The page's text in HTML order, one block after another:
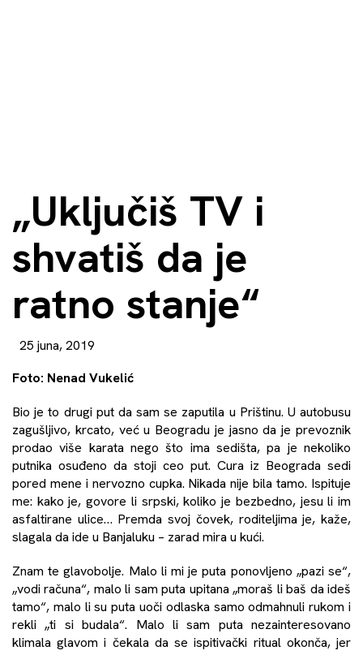
„Uključiš TV i
shvatiš da je
ratno stanje“
25 juna, 2019
Foto: Nenad Vukelić
Bio je to drugi put da sam se zaputila u Prištinu. U autobusu
zagušljivo, krcato, već u Beogradu je jasno da je prevoznik
prodao više karata nego što ima sedišta, pa je nekoliko
putnika osuđeno da stoji ceo put. Cura iz Beograda sedi
pored mene i nervozno cupka. Nikada nije bila tamo. Ispituje
me: kako je, govore li srpski, koliko je bezbedno, jesu li im
asfaltirane ulice… Premda svoj čovek, roditeljima je, kaže,
slagala da ide u Banjaluku – zarad mira u kući.
Znam te glavobolje. Malo li mi je puta ponovljeno „pazi se“,
„vodi računa“, malo li sam puta upitana „moraš li baš da ideš
tamo“, malo li su puta uoči odlaska samo odmahnuli rukom i
rekli „ti si budala“. Malo li sam puta nezainteresovano
klimala glavom i čekala da se ispitivački ritual okonča, jer